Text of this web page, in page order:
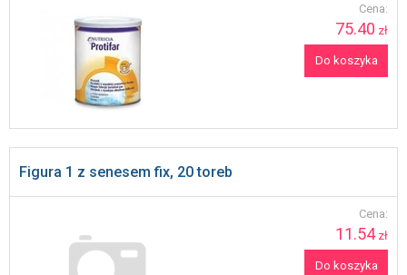
Cena:
75.40 zł
Do koszyka
Figura 1 z senesem fix, 20 toreb
Cena:
11.54zł
Do koszyka